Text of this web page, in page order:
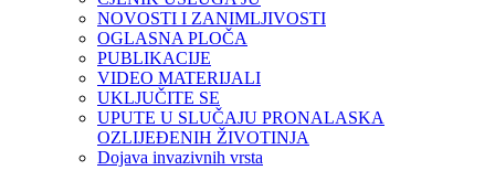
NOVOSTI I ZANIMLJIVOSTI
OGLASNA PLOČA
PUBLIKACIJE
VIDEO MATERIJALI
UKLJUČITE SE
UPUTE U SLUČAJU PRONALASKA
OZLIJEĐENIH ŽIVOTINJA
Dojava invazivnih vrsta